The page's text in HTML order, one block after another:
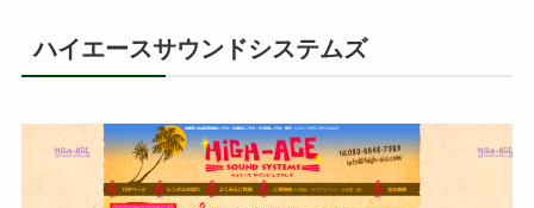
ハイエースサウンドシステムズ